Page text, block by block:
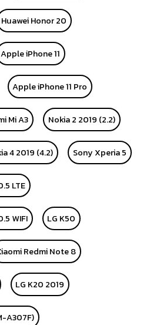
Huawei Honor 20
Apple iPhone 11
Apple iPhone 11 Pro
Mi A3 Nokia 2 2019 (2.2)
4 2019 (4.2) Sony Xperia 5
LTE
WIFI LG K50
Redmi Note 8
LG K20 2019
A307F)